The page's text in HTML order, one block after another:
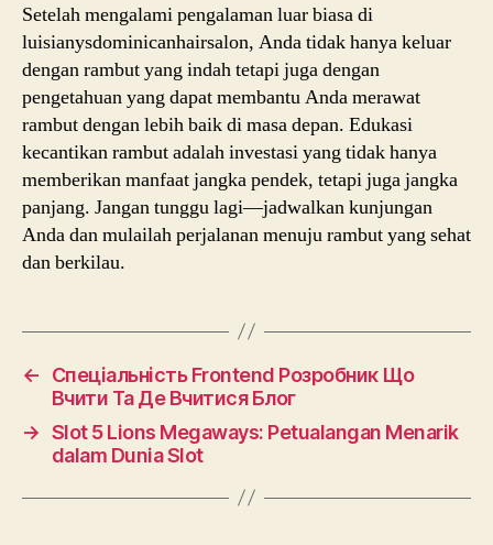
Setelah mengalami pengalaman luar biasa di
luisianysdominicanhairsalon, Anda tidak hanya keluar
dengan rambut yang indah tetapi juga dengan
pengetahuan yang dapat membantu Anda merawat
rambut dengan lebih baik di masa depan. Edukasi
kecantikan rambut adalah investasi yang tidak hanya
memberikan manfaat jangka pendek, tetapi juga jangka
panjang. Jangan tunggu lagi—jadwalkan kunjungan
Anda dan mulailah perjalanan menuju rambut yang sehat
dan berkilau.
←
Спеціальність Frontend Розробник Що
Вчити Та Де Вчитися Блог
→ Slot 5 Lions Megaways: Petualangan Menarik
dalam Dunia Slot